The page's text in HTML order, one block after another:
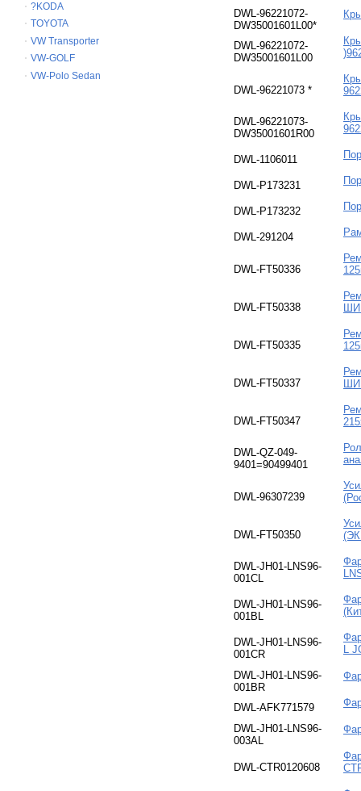
?KODA
TOYOTA
VW Transporter
VW-GOLF
VW-Polo Sedan
DWL-96221072-
DW35001601L00*
DWL-96221072-
DW35001601L00
DWL-96221073 *
DWL-96221073-
DW35001601R00
DWL-1106011
DWL-P173231
DWL-P173232
DWL-291204
DWL-FT50336
DWL-FT50338
DWL-FT50335
DWL-FT50337
DWL-FT50347
DWL-QZ-049-
9401=90499401
DWL-96307239
DWL-FT50350
DWL-JH01-LNS96-
001CL
DWL-JH01-LNS96-
001BL
DWL-JH01-LNS96-
001CR
L
DWL-JH01-LNS96-
001BR
DWL-AFK771579
DWL-JH01-LNS96-
003AL
DWL-СТR0120608